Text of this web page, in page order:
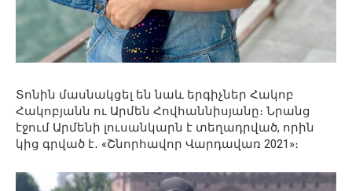
Տոնին մասնակցել են նաև երգիչներ Հակոբ
Հակոբյանն ու Արմեն Հովհաննիսյանը։ Նրանց
էջում Արմենի լուսանկարն է տեղադրված, որին
կից գրված է․ «Շնորհավոր Վարդավառ 2021»։